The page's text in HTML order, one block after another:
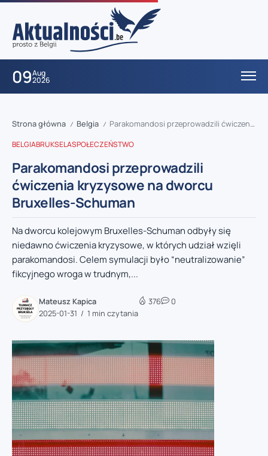
09Aug
2026
Strona główna / Belgia / Parakomandosi przeprowadzili ćwiczenia kryzysowe na dworcu Bruxelles-Schuman
BELGIABRUKSELASPOŁECZEŃSTWO
Parakomandosi przeprowadzili
ćwiczenia kryzysowe na dworcu
Bruxelles-Schuman
Na dworcu kolejowym Bruxelles-Schuman odbyły się
niedawno ćwiczenia kryzysowe, w których udział wzięli
parakomandosi. Celem symulacji było “neutralizowanie”
fikcyjnego wroga w trudnym,...
Mateusz Kapica
2025-01-31
1 min czytania
376 0